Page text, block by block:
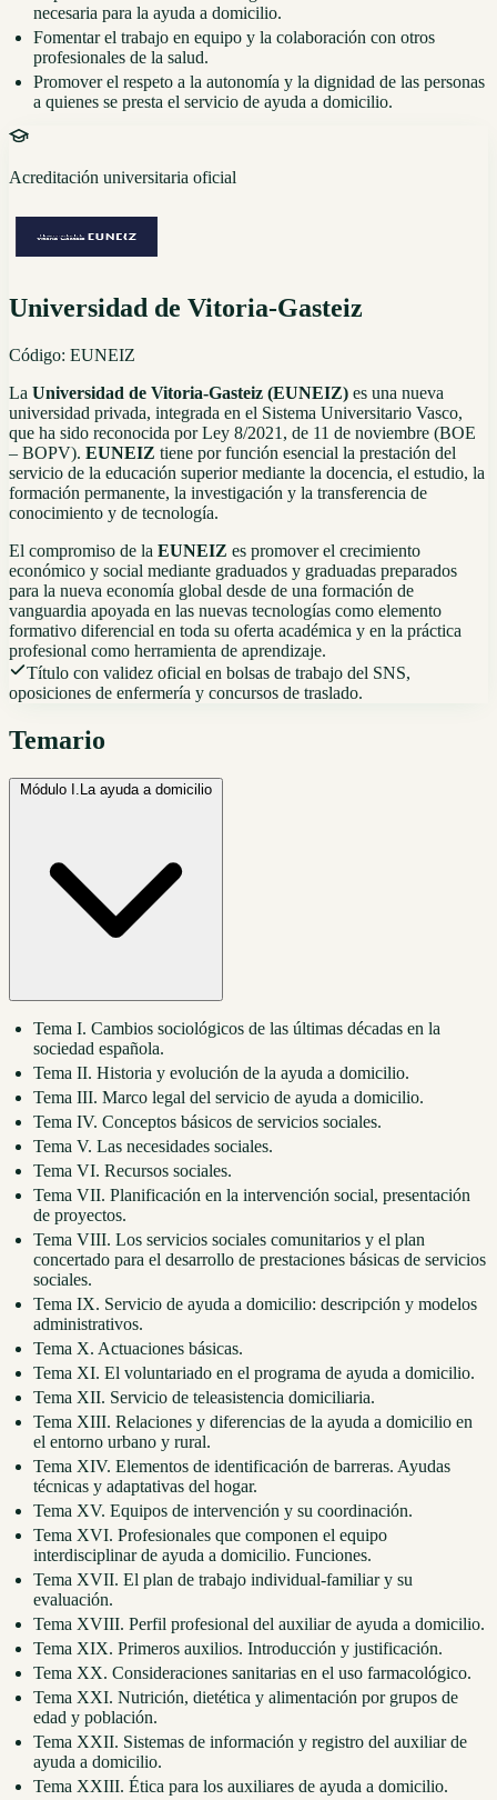
necesaria para la ayuda a domicilio.
Fomentar el trabajo en equipo y la colaboración con otros
profesionales de la salud.
Promover el respeto a la autonomía y la dignidad de las personas
a quienes se presta el servicio de ayuda a domicilio.
Acreditación universitaria oficial
Universidad de Vitoria-Gasteiz
Código: EUNEIZ
La Universidad de Vitoria-Gasteiz (EUNEIZ) es una nueva
universidad privada, integrada en el Sistema Universitario Vasco,
que ha sido reconocida por Ley 8/2021, de 11 de noviembre (BOE
– BOPV). EUNEIZ tiene por función esencial la prestación del
servicio de la educación superior mediante la docencia, el estudio, la
formación permanente, la investigación y la transferencia de
conocimiento y de tecnología.
El compromiso de la EUNEIZ es promover el crecimiento
económico y social mediante graduados y graduadas preparados
para la nueva economía global desde de una formación de
vanguardia apoyada en las nuevas tecnologías como elemento
formativo diferencial en toda su oferta académica y en la práctica
profesional como herramienta de aprendizaje.
Título con validez oficial en bolsas de trabajo del SNS,
oposiciones de enfermería y concursos de traslado.
Temario
Módulo I.
Tema I. Cambios sociológicos de las últimas décadas en la
sociedad española.
Tema II. Historia y evolución de la ayuda a domicilio.
Tema III. Marco legal del servicio de ayuda a domicilio.
Tema IV. Conceptos básicos de servicios sociales.
Tema V. Las necesidades sociales.
Tema VI. Recursos sociales.
Tema VII. Planificación en la intervención social, presentación
de proyectos.
Tema VIII. Los servicios sociales comunitarios y el plan
concertado para el desarrollo de prestaciones básicas de servicios
sociales.
Tema IX. Servicio de ayuda a domicilio: descripción y modelos
administrativos.
Tema X. Actuaciones básicas.
Tema XI. El voluntariado en el programa de ayuda a domicilio.
Tema XII. Servicio de teleasistencia domiciliaria.
Tema XIII. Relaciones y diferencias de la ayuda a domicilio en
el entorno urbano y rural.
Tema XIV. Elementos de identificación de barreras. Ayudas
técnicas y adaptativas del hogar.
Tema XV. Equipos de intervención y su coordinación.
Tema XVI. Profesionales que componen el equipo
interdisciplinar de ayuda a domicilio. Funciones.
Tema XVII. El plan de trabajo individual-familiar y su
evaluación.
Tema XVIII. Perfil profesional del auxiliar de ayuda a domicilio.
Tema XIX. Primeros auxilios. Introducción y justificación.
Tema XX. Consideraciones sanitarias en el uso farmacológico.
Tema XXI. Nutrición, dietética y alimentación por grupos de
edad y población.
Tema XXII. Sistemas de información y registro del auxiliar de
ayuda a domicilio.
Tema XXIII. Ética para los auxiliares de ayuda a domicilio.